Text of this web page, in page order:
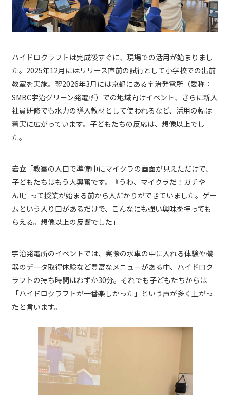
ハイドロクラフトは完成後すぐに、現場での活用が始まりまし
た。2025年12月にはリリース直前の試行として小学校での出前
教室を実施。翌2026年3月には京都にある宇治発電所（愛称：
SMBC宇治グリーン発電所）での地域向けイベント、さらに新入
社員研修でも水力の導入教材として使われるなど、活用の幅は
着実に広がっています。子どもたちの反応は、想像以上でし
た。
岩立 「教室の入口で準備中にマイクラの画面が見えただけで、
子どもたちはもう大興奮です。『うわ、マイクラだ！ガチや
ん!!』って授業が始まる前から人だかりができていました。ゲー
ムという入り口があるだけで、こんなにも強い興味を持っても
らえる。想像以上の反響でした」
宇治発電所のイベントでは、実際の水車の中に入れる体験や機
器のデータ取得体験など豊富なメニューがある中、ハイドロク
ラフトの持ち時間はわずか30分。それでも子どもたちからは
「ハイドロクラフトが一番楽しかった」という声が多く上がっ
たと言います。